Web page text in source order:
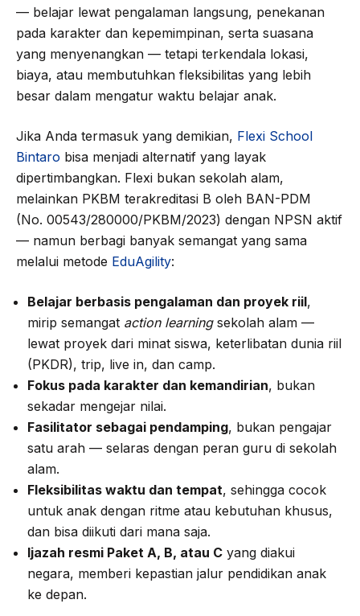
— belajar lewat pengalaman langsung, penekanan
pada karakter dan kepemimpinan, serta suasana
yang menyenangkan — tetapi terkendala lokasi,
biaya, atau membutuhkan fleksibilitas yang lebih
besar dalam mengatur waktu belajar anak.
Jika Anda termasuk yang demikian, Flexi School
Bintaro bisa menjadi alternatif yang layak
dipertimbangkan. Flexi bukan sekolah alam,
melainkan PKBM terakreditasi B oleh BAN-PDM
(No. 00543/280000/PKBM/2023) dengan NPSN aktif
— namun berbagi banyak semangat yang sama
melalui metode EduAgility:
Belajar berbasis pengalaman dan proyek riil,
mirip semangat action learningsekolah alam —
lewat proyek dari minat siswa, keterlibatan dunia riil
(PKDR), trip, live in, dan camp.
Fokus pada karakter dan kemandirian, bukan
sekadar mengejar nilai.
Fasilitator sebagai pendamping, bukan pengajar
satu arah — selaras dengan peran guru di sekolah
alam.
Fleksibilitas waktu dan tempat, sehingga cocok
untuk anak dengan ritme atau kebutuhan khusus,
dan bisa diikuti dari mana saja.
Ijazah resmi Paket A, B, atau Cyang diakui
negara, memberi kepastian jalur pendidikan anak
ke depan.